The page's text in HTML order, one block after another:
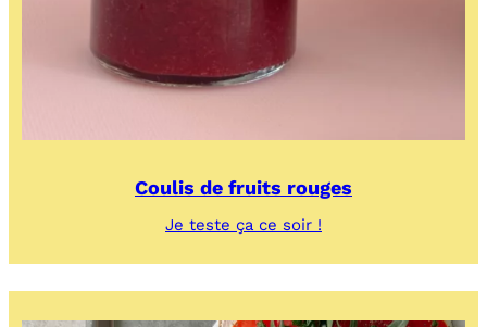
Coulis de fruits rouges
Je teste ça ce soir !
de